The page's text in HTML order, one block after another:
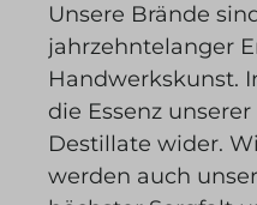
Unsere Brände
jahrzehntelanger
Handwerkskunst.
die Essenz
Destillate wider.
werden auch